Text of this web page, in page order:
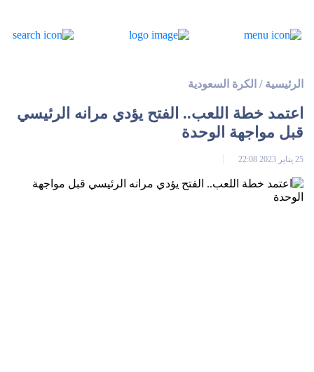
الرئيسية / الكرة السعودية
اعتمد خطة اللعب.. الفتح يؤدي مرانه الرئيسي
قبل مواجهة الوحدة
25 يناير 2023 22:08